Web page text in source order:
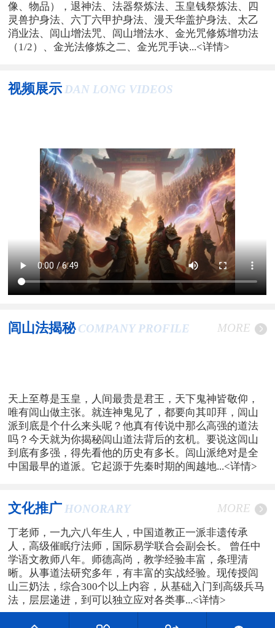
像、物品），退神法、法器祭炼法、玉皇钱祭炼法、四
灵兽护身法、六丁六甲护身法、漫天华盖护身法、太乙
消业法、闾山增法咒、闾山增法水、金光咒修炼增功法
（1/2）、金光法修炼之二、金光咒手诀...<详情>
视频展示 DAN LONG VIDEOS
闾山法揭秘 COMPANY PROFILE MORE
天上至尊是玉皇，人间最贵是君王，天下鬼神皆敬仰，
唯有闾山做主张。就连神鬼见了，都要向其叩拜，闾山
派到底是个什么来头呢？他真有传说中那么高强的道法
吗？今天就为你揭秘闾山道法背后的玄机。要说这闾山
到底有多强，得先看他的历史有多长。闾山派绝对是全
中国最早的道派。它起源于先秦时期的闽越地...<详情>
文化推广 HONORARY MORE
丁老师，一九六八年生人，中国道教正一派非遗传承
人，高级催眠疗法师，国际易学联合会副会长。 曾任中
学语文教师八年。师德高尚，教学经验丰富，条理清
晰。从事道法研究多年，有丰富的实战经验。现传授闾
山三奶法，综合300个以上内容，从基础入门到高级兵马
法，层层递进，到可以独立应对各类事...<详情>